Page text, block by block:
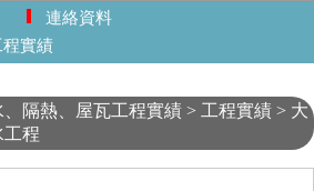
連絡資料
程實績
隔熱、屋瓦工程實績 > 工程實績 > 大
工程